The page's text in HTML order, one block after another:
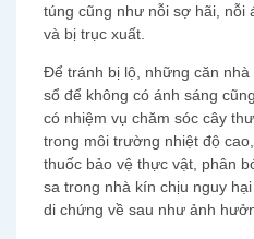
túng cũng như nỗi sợ hãi, nỗi
và bị trục xuất.
Để tránh bị lộ, những căn
sổ để không có ánh sáng
có nhiệm vụ chăm sóc cây
trong môi trường nhiệt độ
thuốc bảo vệ thực vật, phân
sa trong nhà kín chịu nguy
di chứng về sau như ảnh